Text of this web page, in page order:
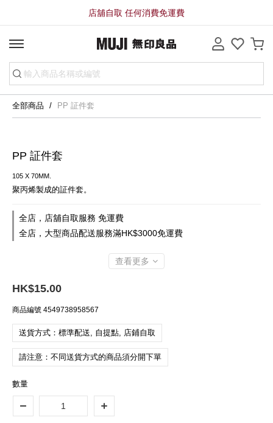
店舖自取 任何消費免運費
全部商品 PP 証件套
PP 証件套
105 X 70MM.
聚丙烯製成的証件套。
全店，店舖自取服務 免運費
全店，大型商品配送服務滿HK$3000免運費
查看更多
HK$15.00
商品編號 4549738958567
送貨方式：標準配送, 自提點, 店鋪自取
請注意：不同送貨方式的商品須分開下單
數量